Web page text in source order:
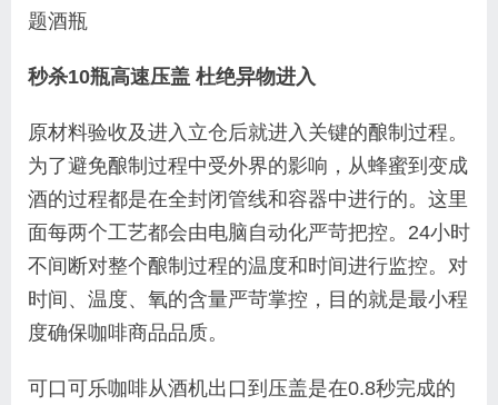
题酒瓶
秒杀10瓶高速压盖 杜绝异物进入
原材料验收及进入立仓后就进入关键的酿制过程。
为了避免酿制过程中受外界的影响，从蜂蜜到变成
酒的过程都是在全封闭管线和容器中进行的。这里
面每两个工艺都会由电脑自动化严苛把控。24小时
不间断对整个酿制过程的温度和时间进行监控。对
时间、温度、氧的含量严苛掌控，目的就是最小程
度确保咖啡商品品质。
可口可乐咖啡从酒机出口到压盖是在0.8秒完成的